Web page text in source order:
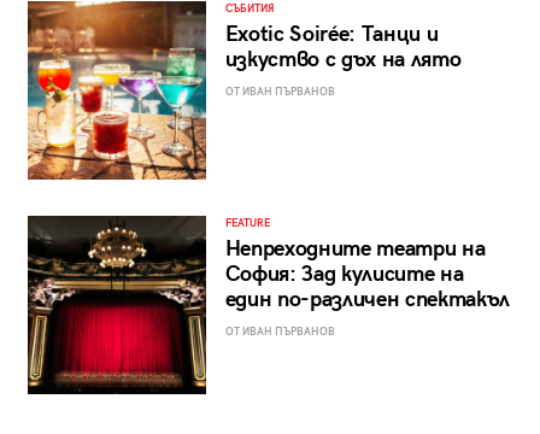
СЪБИТИЯ
Exotic Soirée: Танци и
изкуство с дъх на лято
ОТ ИВАН ПЪРВАНОВ
FEATURE
Непреходните театри на
София: Зад кулисите на
един по-различен спектакъл
ОТ ИВАН ПЪРВАНОВ